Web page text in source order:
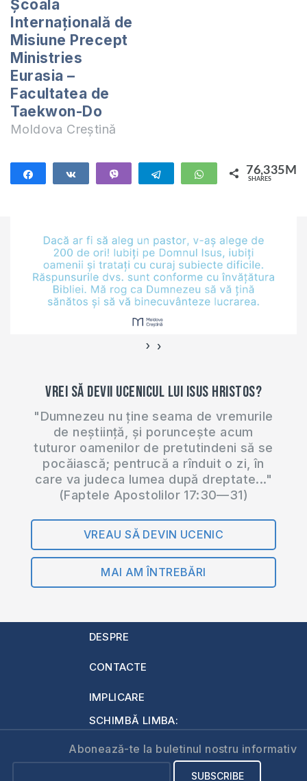
Școala
Internațională de
Misiune Precept
Ministries
Eurasia –
Facultatea de
Taekwon-Do
Moldova Creștină
Share Share Telegram WhatsApp76,335M
SHARES
‹ ›
Vrei să devii ucenicul lui Isus Hristos?
"Dumnezeu nu ține seama de vremurile
de neștiință, și poruncește acum
tuturor oamenilor de pretutindeni să se
pocăiască; pentrucă a rînduit o zi, în
care va judeca lumea după dreptate..."
(Faptele Apostolilor 17:30—31)
VREAU SĂ DEVIN UCENIC
MAI AM ÎNTREBĂRI
DESPRE
CONTACTE
IMPLICARE
SCHIMBĂ LIMBA:
Abonează-te la buletinul nostru informativ